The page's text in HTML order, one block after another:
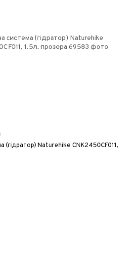
(гідратор) Naturehike CNK2450CF011,